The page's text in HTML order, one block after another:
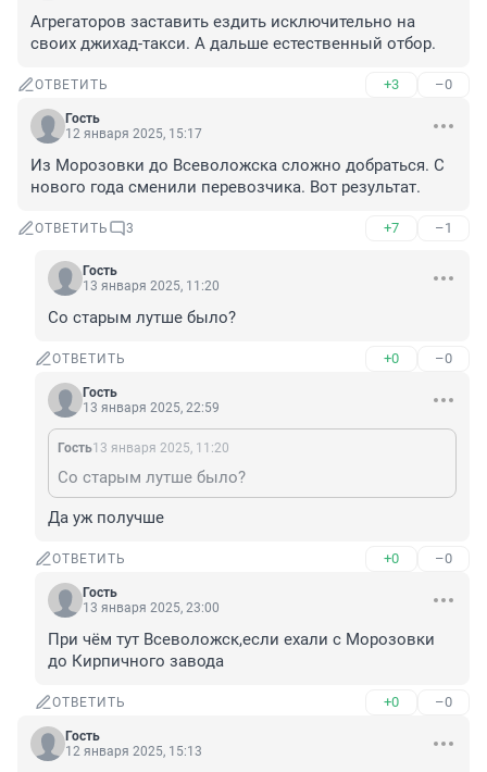
Агрегаторов заставить ездить исключительно на
своих джихад-такси. А дальше естественный отбор.
ОТВЕТИТЬ +3 –0
Гость
12 января 2025, 15:17
Из Морозовки до Всеволожска сложно добраться. С
нового года сменили перевозчика. Вот результат.
ОТВЕТИТЬ 3 +7 –1
Гость
13 января 2025, 11:20
Со старым лутше было?
ОТВЕТИТЬ +0 –0
Гость
13 января 2025, 22:59
Гость13 января 2025, 11:20
Со старым лутше было?
Да уж получше
ОТВЕТИТЬ +0 –0
Гость
13 января 2025, 23:00
При чём тут Всеволожск,если ехали с Морозовки
до Кирпичного завода
ОТВЕТИТЬ +0 –0
Гость
12 января 2025, 15:13